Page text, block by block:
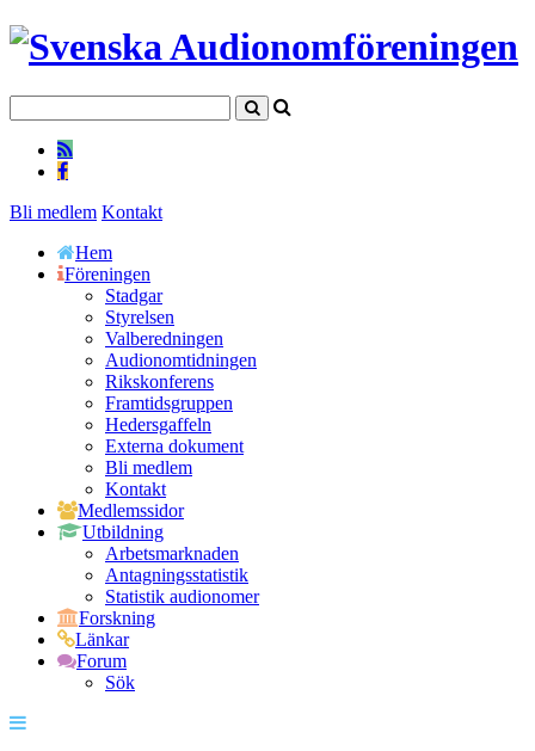
Bli medlem Kontakt
Hem
Föreningen
Stadgar
Styrelsen
Valberedningen
Audionomtidningen
Rikskonferens
Framtidsgruppen
Hedersgaffeln
Externa dokument
Bli medlem
Kontakt
Medlemssidor
Utbildning
Arbetsmarknaden
Antagningsstatistik
Statistik audionomer
Forskning
Länkar
Forum
Sök